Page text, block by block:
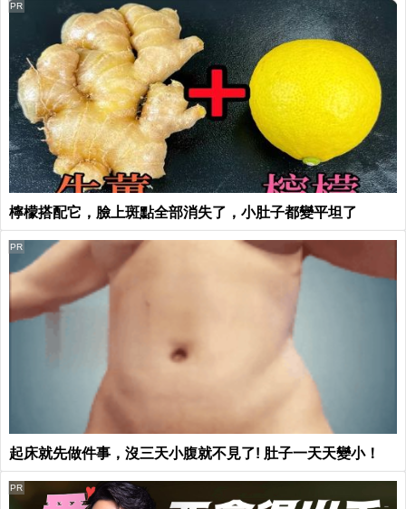
檸檬搭配它，臉上斑點全部消失了，小肚子都變平坦了
PR
起床就先做件事，沒三天小腹就不見了! 肚子一天天變小！
PR
PR